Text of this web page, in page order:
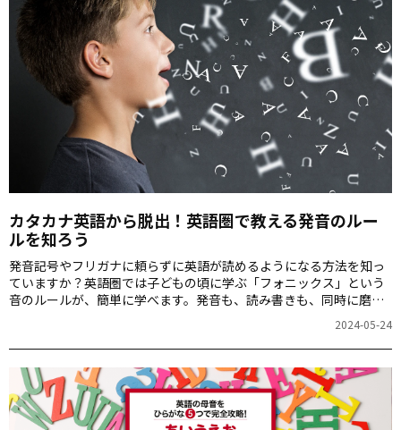
カタカナ英語から脱出！英語圏で教える発音のルー
ルを知ろう
発音記号やフリガナに頼らずに英語が読めるようになる方法を知っ
ていますか？英語圏では子どもの頃に学ぶ「フォニックス」という
音のルールが、簡単に学べます。発音も、読み書きも、同時に磨い
2024-05-24